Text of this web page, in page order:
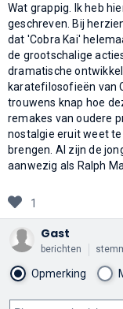
Wat grappig. Ik heb
geschreven. Bij
dat 'Cobra Kai'
de grootschalige
dramatische
karatefilosofieën van
trouwens knap hoe
remakes van oudere
nostalgie eruit weet
brengen. Al zijn de
aanwezig als Ralph
1
Gast
berichten
Opmerking